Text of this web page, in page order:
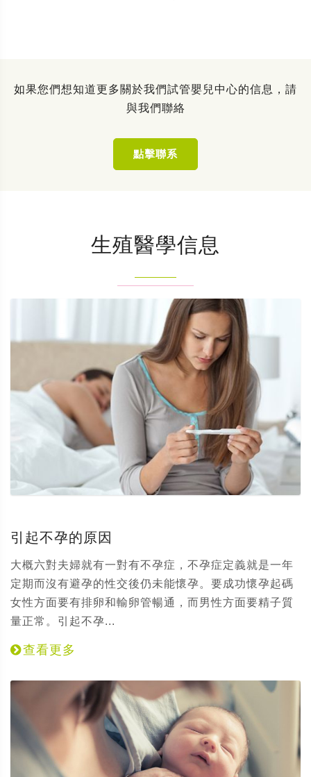
如果您們想知道更多關於我們試管嬰兒中心的信息，請
與我們聯絡
點擊聯系
生殖醫學信息
引起不孕的原因
大概六對夫婦就有一對有不孕症，不孕症定義就是一年
定期而沒有避孕的性交後仍未能懷孕。要成功懷孕起碼
女性方面要有排卵和輸卵管暢通，而男性方面要精子質
量正常。引起不孕...
查看更多